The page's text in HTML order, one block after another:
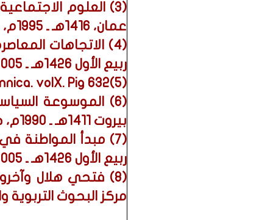
(3) العلوم
عمان، 1416هـ ـ 1995م، صـ 230.
ربيع الأول 1426هـ ـ 2005م، صـ 230.
(5)Encyclopedia Britannica. Inc ,The New Encyclopedia Britannica. volX. Pig 632.
(6) الموسوعة
بيروت 1411هـ ـ 1990م، جـ 6، صـ 373.
ربيع الأول 1426هـ ـ 2005م، صـ 13.
(8) فتحي هلال
مركز البحوث التربوية